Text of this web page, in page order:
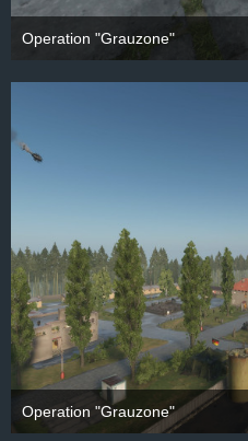
Operation "Grauzone"
28. September 2025
Operation "Grauzone"
28. September 2025